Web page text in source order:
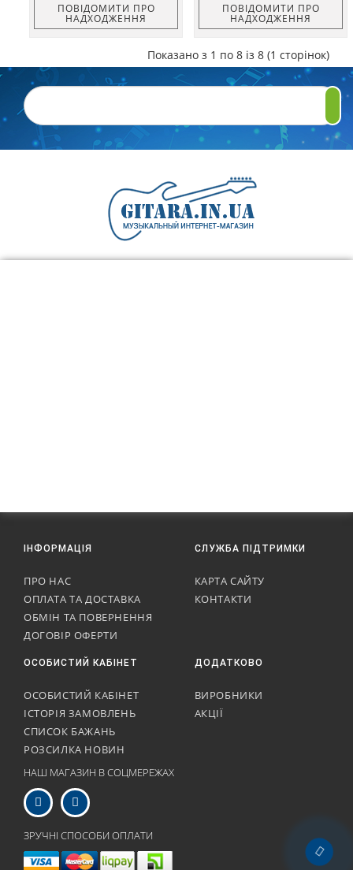
ПОВІДОМИТИ ПРО
НАДХОДЖЕННЯ
ПОВІДОМИТИ ПРО
НАДХОДЖЕННЯ
Показано з 1 по 8 із 8 (1 сторінок)
ІНФОРМАЦІЯ
ПРО НАС
ОПЛАТА ТА ДОСТАВКА
ОБМІН ТА ПОВЕРНЕННЯ
ДОГОВІР ОФЕРТИ
СЛУЖБА ПІДТРИМКИ
КАРТА САЙТУ
КОНТАКТИ
ОСОБИСТИЙ КАБІНЕТ
ОСОБИСТИЙ КАБІНЕТ
ІСТОРІЯ ЗАМОВЛЕНЬ
СПИСОК БАЖАНЬ
РОЗСИЛКА НОВИН
ДОДАТКОВО
ВИРОБНИКИ
АКЦІЇ
НАШ МАГАЗИН В СОЦМЕРЕЖАХ
ЗРУЧНІ СПОСОБИ ОПЛАТИ